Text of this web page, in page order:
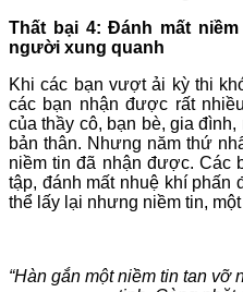
Thất bại 4: Đánh mất
người xung quanh
Khi các bạn vượt ải kỳ thi
các bạn nhận được rất
của thầy cô, bạn bè, gia
bản thân. Nhưng năm thứ
niềm tin đã nhận được. Các
tập, đánh mất nhuệ khí phấn
thể lấy lại nhưng niềm tin,
“Hàn gắn một niềm tin tan vỡ